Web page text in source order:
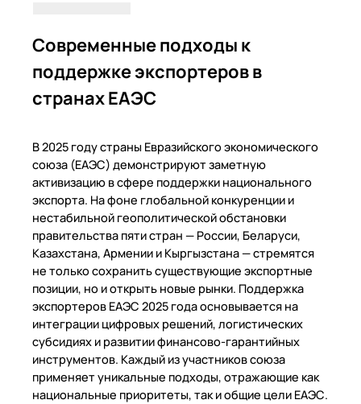
Современные подходы к
поддержке экспортеров в
странах ЕАЭС
В 2025 году страны Евразийского экономического
союза (ЕАЭС) демонстрируют заметную
активизацию в сфере поддержки национального
экспорта. На фоне глобальной конкуренции и
нестабильной геополитической обстановки
правительства пяти стран — России, Беларуси,
Казахстана, Армении и Кыргызстана — стремятся
не только сохранить существующие экспортные
позиции, но и открыть новые рынки. Поддержка
экспортеров ЕАЭС 2025 года основывается на
интеграции цифровых решений, логистических
субсидиях и развитии финансово-гарантийных
инструментов. Каждый из участников союза
применяет уникальные подходы, отражающие как
национальные приоритеты, так и общие цели ЕАЭС.